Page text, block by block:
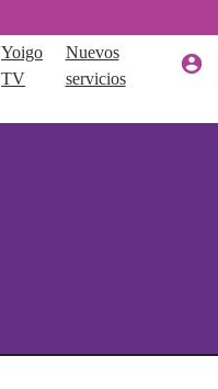
Yoigo
TV
Nuevos
servicios